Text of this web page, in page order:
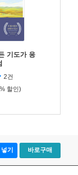
기도가 응
2건
할인)
기 바로구매